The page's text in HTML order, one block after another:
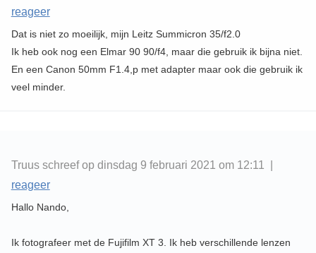
reageer
Dat is niet zo moeilijk, mijn Leitz Summicron 35/f2.0
Ik heb ook nog een Elmar 90 90/f4, maar die gebruik ik bijna niet.
En een Canon 50mm F1.4,p met adapter maar ook die gebruik ik
veel minder.
Truus schreef op dinsdag 9 februari 2021 om 12:11 |
reageer
Hallo Nando,
Ik fotografeer met de Fujifilm XT 3. Ik heb verschillende lenzen